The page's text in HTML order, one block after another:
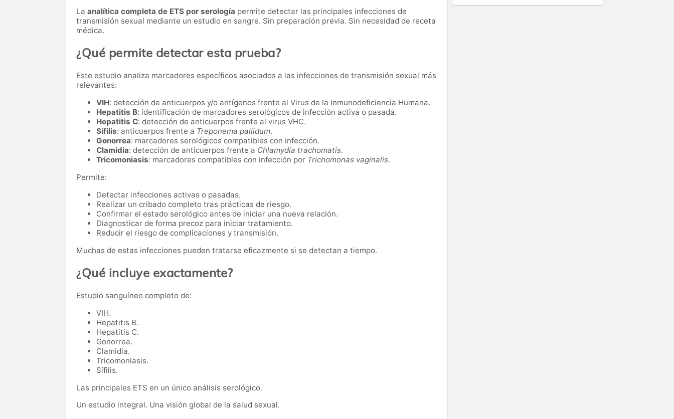
La analítica completa de ETS por serología permite detectar las principales infecciones de
transmisión sexual mediante un estudio en sangre. Sin preparación previa. Sin necesidad de receta
médica.
¿Qué permite detectar esta prueba?
Este estudio analiza marcadores específicos asociados a las infecciones de transmisión sexual más
relevantes:
VIH: detección de anticuerpos y/o antígenos frente al Virus de la Inmunodeficiencia Humana.
Hepatitis B: identificación de marcadores serológicos de infección activa o pasada.
Hepatitis C: detección de anticuerpos frente al virus VHC.
Sífilis: anticuerpos frente a Treponema pallidum.
Gonorrea: marcadores serológicos compatibles con infección.
Clamidia: detección de anticuerpos frente a Chlamydia trachomatis.
Tricomoniasis: marcadores compatibles con infección por Trichomonas vaginalis.
Permite:
Detectar infecciones activas o pasadas.
Realizar un cribado completo tras prácticas de riesgo.
Confirmar el estado serológico antes de iniciar una nueva relación.
Diagnosticar de forma precoz para iniciar tratamiento.
Reducir el riesgo de complicaciones y transmisión.
Muchas de estas infecciones pueden tratarse eficazmente si se detectan a tiempo.
¿Qué incluye exactamente?
Estudio sanguíneo completo de:
VIH.
Hepatitis B.
Hepatitis C.
Gonorrea.
Clamidia.
Tricomoniasis.
Sífilis.
Las principales ETS en un único análisis serológico.
Un estudio integral. Una visión global de la salud sexual.